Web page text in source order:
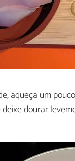
aqueça um
deixe dourar